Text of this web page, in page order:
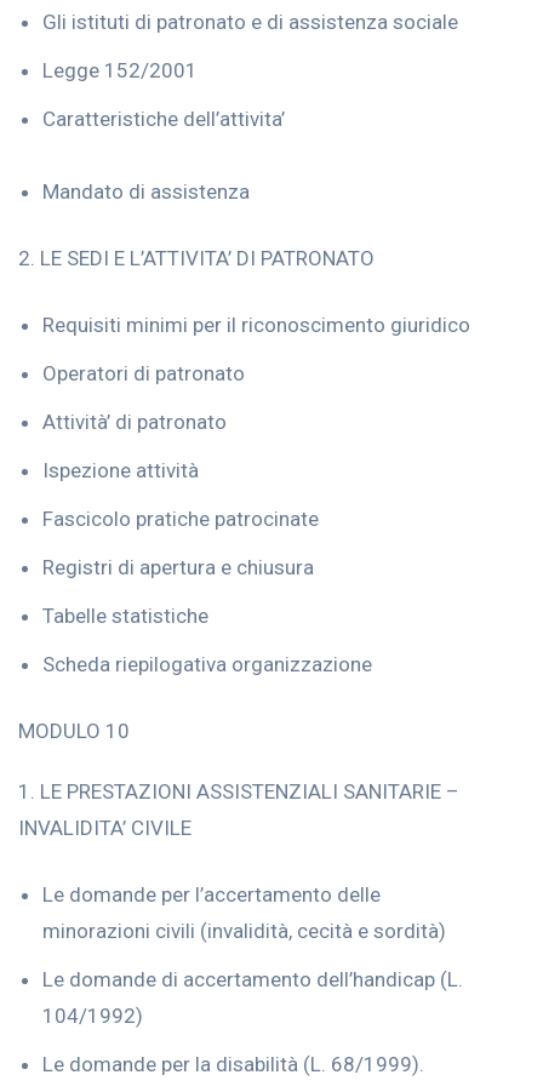
Gli istituti di patronato e di assistenza sociale
Legge 152/2001
Caratteristiche dell’attivita’
Mandato di assistenza
2. LE SEDI E L’ATTIVITA’ DI PATRONATO
Requisiti minimi per il riconoscimento giuridico
Operatori di patronato
Attività’ di patronato
Ispezione attività
Fascicolo pratiche patrocinate
Registri di apertura e chiusura
Tabelle statistiche
Scheda riepilogativa organizzazione
MODULO 10
1. LE PRESTAZIONI ASSISTENZIALI SANITARIE –
INVALIDITA’ CIVILE
Le domande per l’accertamento delle
minorazioni civili (invalidità, cecità e sordità)
Le domande di accertamento dell’handicap (L.
104/1992)
Le domande per la disabilità (L. 68/1999).